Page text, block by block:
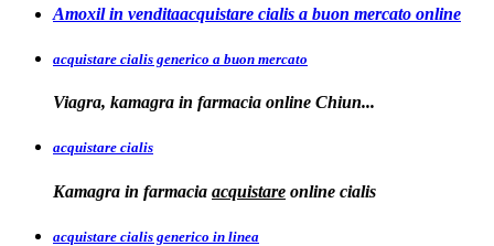
Amoxil in venditaacquistare cialis a buon mercato online
acquistare cialis generico a buon mercato
Viagra, kamagra in farmacia online Chiun...
acquistare cialis
Kamagra in farmacia acquistare online cialis
acquistare cialis generico in linea